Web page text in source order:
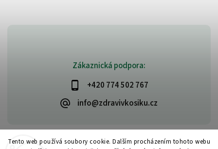
Tento web používá soubory cookie. Dalším procházením tohoto webu
Zákaznická podpora:
+420 774 502 767
info@zdravivkosiku.cz